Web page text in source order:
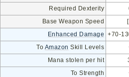
Required Dexterity
Base Weapon Speed
Enhanced Damage +70-
To Amazon Skill Levels
Mana stolen per hit
To Strength